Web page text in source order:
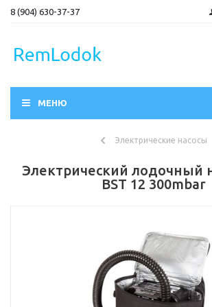
8 (904) 630-37-37
МЕНЮ
Электрические насосы
Электрический лодочный
BST 12 300mbar